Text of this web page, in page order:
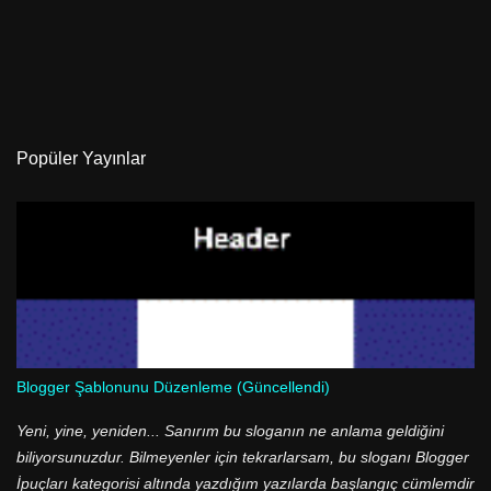
Popüler Yayınlar
Blogger Şablonunu Düzenleme (Güncellendi)
Yeni, yine, yeniden... Sanırım bu sloganın ne anlama geldiğini
biliyorsunuzdur. Bilmeyenler için tekrarlarsam, bu sloganı Blogger
İpuçları kategorisi altında yazdığım yazılarda başlangıç cümlemdir